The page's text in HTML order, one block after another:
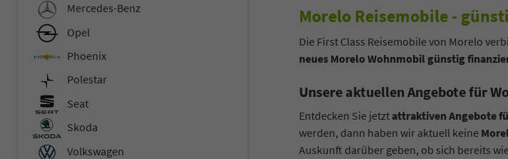
Morelo Reisemobile -
Die First Class Reisemobile von Morelo
neues Morelo Wohnmobil günstig
Unsere aktuellen Angebote für
Entdecken Sie jetztattraktiven Angebote
werden, dann haben wir aktuell keine
Auskunft darüber geben, ob sich bereits
Mercedes-Benz
Opel
Phoenix
Polestar
Seat
Skoda
Volkswagen